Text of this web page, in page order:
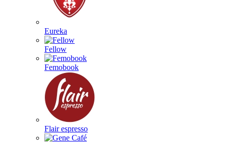
Eureka
Fellow
Femobook
Flair espresso